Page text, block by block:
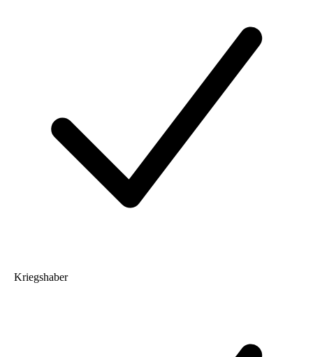
Kriegshaber